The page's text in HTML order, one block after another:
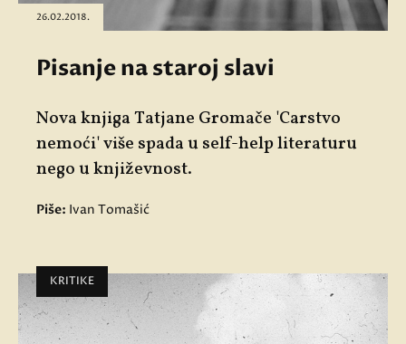
26.02.2018.
Pisanje na staroj slavi
Nova knjiga Tatjane Gromače 'Carstvo
nemoći' više spada u self-help literaturu
nego u književnost.
Piše: Ivan Tomašić
KRITIKE